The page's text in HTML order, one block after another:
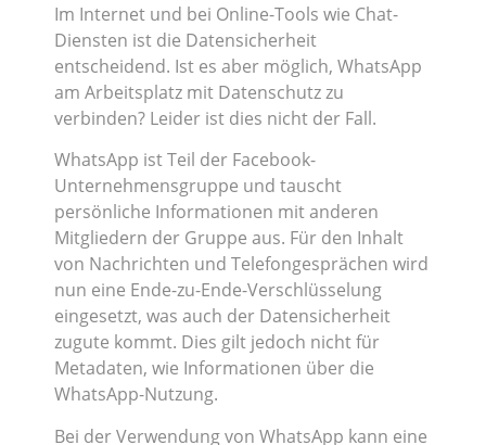
Im Internet und bei Online-Tools wie Chat-
Diensten ist die Datensicherheit
entscheidend. Ist es aber möglich, WhatsApp
am Arbeitsplatz mit Datenschutz zu
verbinden? Leider ist dies nicht der Fall.
WhatsApp ist Teil der Facebook-
Unternehmensgruppe und tauscht
persönliche Informationen mit anderen
Mitgliedern der Gruppe aus. Für den Inhalt
von Nachrichten und Telefongesprächen wird
nun eine Ende-zu-Ende-Verschlüsselung
eingesetzt, was auch der Datensicherheit
zugute kommt. Dies gilt jedoch nicht für
Metadaten, wie Informationen über die
WhatsApp-Nutzung.
Bei der Verwendung von WhatsApp kann eine